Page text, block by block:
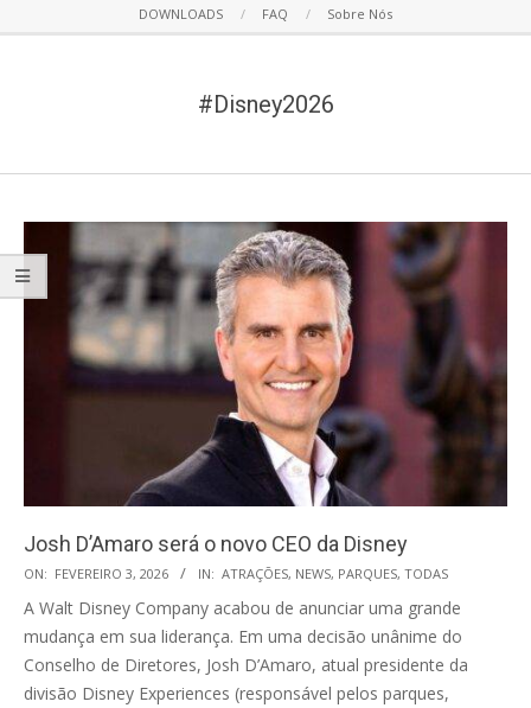
Navigation
DOWNLOADS FAQ Sobre Nós
#Disney2026
Josh D’Amaro será o novo CEO da Disney
2026-
02-
03
ON: FEVEREIRO 3, 2026 IN: ATRAÇÕES, NEWS, PARQUES, TODAS
A Walt Disney Company acabou de anunciar uma grande
mudança em sua liderança. Em uma decisão unânime do
Conselho de Diretores, Josh D’Amaro, atual presidente da
divisão Disney Experiences (responsável pelos parques,